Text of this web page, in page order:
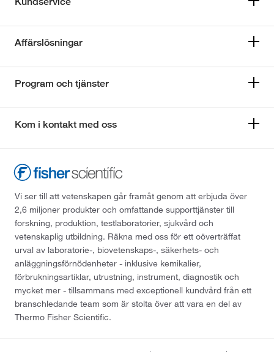
Affärslösningar
Program och tjänster
Kom i kontakt med oss
Vi ser till att vetenskapen går framåt genom att erbjuda över
2,6 miljoner produkter och omfattande supporttjänster till
forskning, produktion, testlaboratorier, sjukvård och
vetenskaplig utbildning. Räkna med oss för ett oöverträffat
urval av laboratorie-, biovetenskaps-, säkerhets- och
anläggningsförnödenheter - inklusive kemikalier,
förbrukningsartiklar, utrustning, instrument, diagnostik och
mycket mer - tillsammans med exceptionell kundvård från ett
branschledande team som är stolta över att vara en del av
Thermo Fisher Scientific.